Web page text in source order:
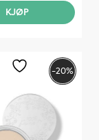
var:
kr 599. kr 479.
KJØP
-20%